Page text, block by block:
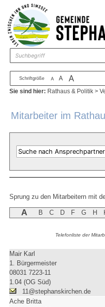
Zum Inhalt ,zur Navigation
Schriftgröße A A A
Sie sind hier: Rathaus & Politik >
Mitarbeiter im
Sprung zu den Mitarbeitern mit
A B C D F G H
Telefonliste der
Mair Karl
1. Bürgermeister
08031 7223-11
1.04 (OG Süd)
11@stephanskirchen.de
Ache Britta